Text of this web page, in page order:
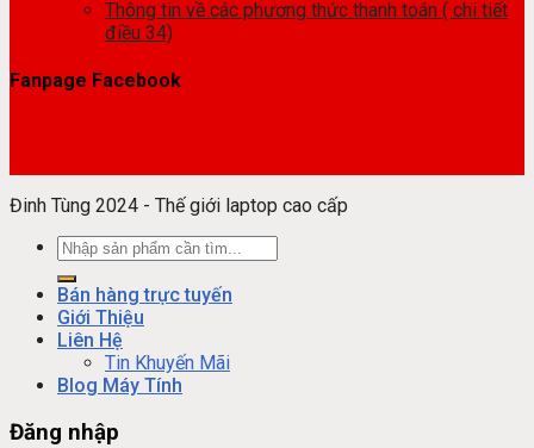
Thông tin về các phương thức thanh toán ( chi tiết
điều 34)
Fanpage Facebook
Đinh Tùng 2024 - Thế giới laptop cao cấp
Tìm
Bán hàng trực tuyến
Giới Thiệu
Liên Hệ
Tin Khuyến Mãi
Blog Máy Tính
Đăng nhập